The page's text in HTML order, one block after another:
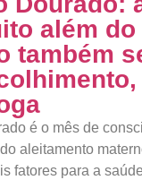
além do
também
é o mês de
aleitamento
fatores para a